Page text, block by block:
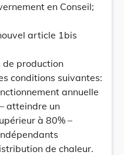
en Conseil;
article 1bis
de production
conditions suivantes:
annuelle
atteindre un
à 80% –
de chaleur.